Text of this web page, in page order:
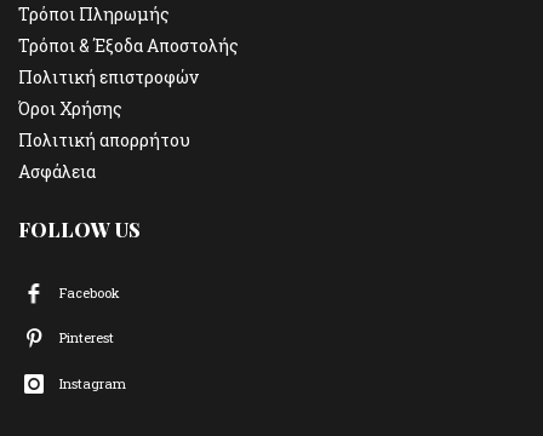
Τρόποι Πληρωμής
Τρόποι & Έξοδα Αποστολής
Πολιτική επιστροφών
Όροι Χρήσης
Πολιτική απορρήτου
Ασφάλεια
FOLLOW US
Facebook
Pinterest
Instagram